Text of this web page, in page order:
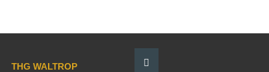
THG WALTROP